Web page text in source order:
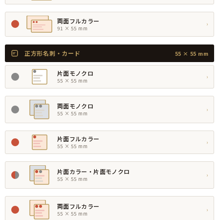
両面フルカラー
91 × 55 mm
›
正方形名刺・カード 55 × 55 mm
片面モノクロ
55 × 55 mm
›
両面モノクロ
55 × 55 mm
›
片面フルカラー
55 × 55 mm
›
片面カラー・片面モノクロ
55 × 55 mm
›
両面フルカラー
55 × 55 mm
›